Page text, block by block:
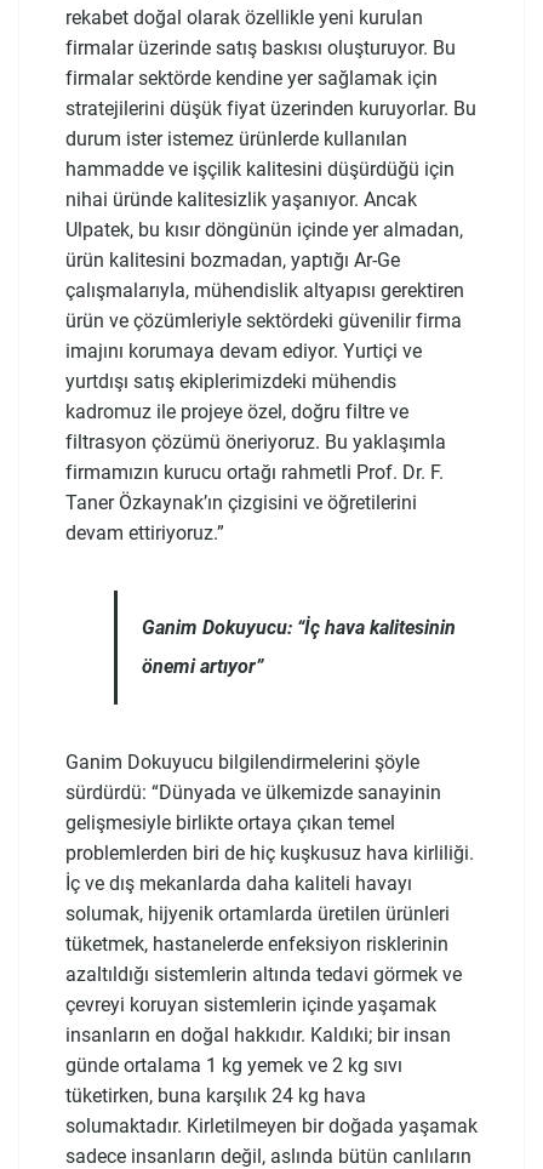
rekabet doğal olarak özellikle yeni kurulan
firmalar üzerinde satış baskısı oluşturuyor. Bu
firmalar sektörde kendine yer sağlamak için
stratejilerini düşük fiyat üzerinden kuruyorlar. Bu
durum ister istemez ürünlerde kullanılan
hammadde ve işçilik kalitesini düşürdüğü için
nihai üründe kalitesizlik yaşanıyor. Ancak
Ulpatek, bu kısır döngünün içinde yer almadan,
ürün kalitesini bozmadan, yaptığı Ar-Ge
çalışmalarıyla, mühendislik altyapısı gerektiren
ürün ve çözümleriyle sektördeki güvenilir firma
imajını korumaya devam ediyor. Yurtiçi ve
yurtdışı satış ekiplerimizdeki mühendis
kadromuz ile projeye özel, doğru filtre ve
filtrasyon çözümü öneriyoruz. Bu yaklaşımla
firmamızın kurucu ortağı rahmetli Prof. Dr. F.
Taner Özkaynak’ın çizgisini ve öğretilerini
devam ettiriyoruz.”
Ganim Dokuyucu: “İç hava kalitesinin
önemi artıyor”
Ganim Dokuyucu bilgilendirmelerini şöyle
sürdürdü: “Dünyada ve ülkemizde sanayinin
gelişmesiyle birlikte ortaya çıkan temel
problemlerden biri de hiç kuşkusuz hava kirliliği.
İç ve dış mekanlarda daha kaliteli havayı
solumak, hijyenik ortamlarda üretilen ürünleri
tüketmek, hastanelerde enfeksiyon risklerinin
azaltıldığı sistemlerin altında tedavi görmek ve
çevreyi koruyan sistemlerin içinde yaşamak
insanların en doğal hakkıdır. Kaldıki; bir insan
günde ortalama 1 kg yemek ve 2 kg sıvı
tüketirken, buna karşılık 24 kg hava
solumaktadır. Kirletilmeyen bir doğada yaşamak
sadece insanların değil, aslında bütün canlıların